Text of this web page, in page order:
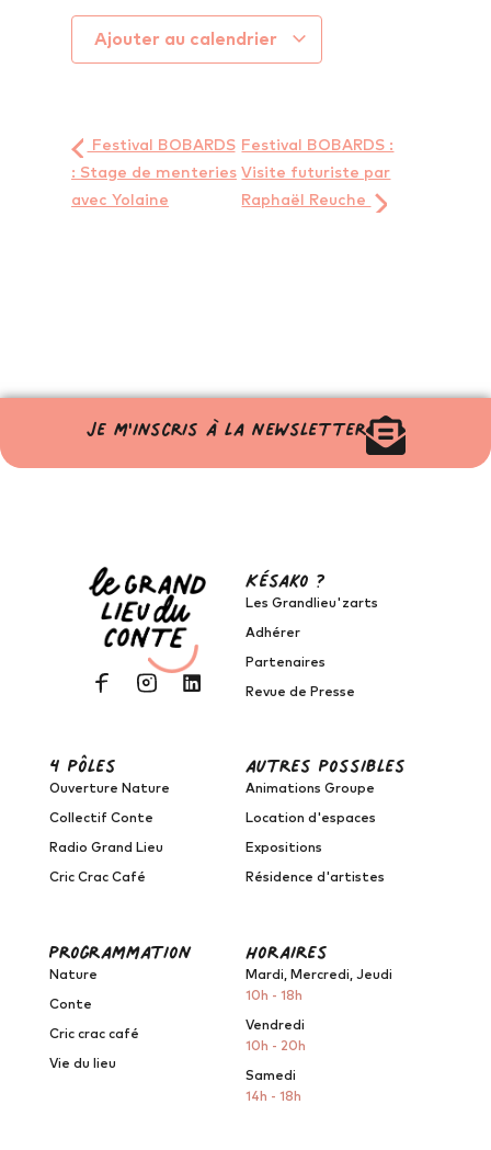
Ajouter au calendrier
Festival BOBARDS
: Stage de menteries
avec Yolaine
Festival BOBARDS :
Visite futuriste par
Raphaël Reuche
Je m'inscris à la newsletter
Késako ?
Les Grandlieu'zarts
Adhérer
Partenaires
Revue de Presse
4 pôles
Ouverture Nature
Collectif Conte
Radio Grand Lieu
Cric Crac Café
autres possibles
Animations Groupe
Location d'espaces
Expositions
Résidence d'artistes
programmation
Nature
Conte
Cric crac café
Vie du lieu
horaires
Mardi, Mercredi, Jeudi
10h - 18h
Vendredi
10h - 20h
Samedi
14h - 18h